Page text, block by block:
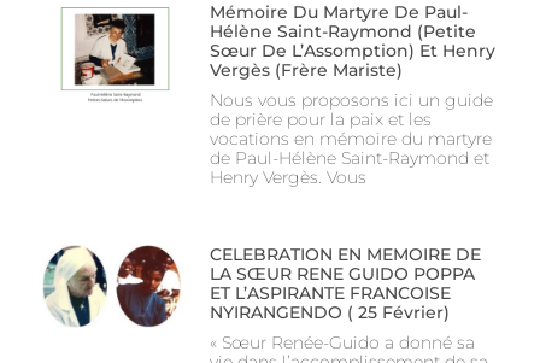
Mémoire Du Martyre De Paul-
Hélène Saint-Raymond (Petite
Sœur De L’Assomption) Et Henry
Vergès (Frère Mariste)
Nous vous proposons ici un guide
de prière pour la paix et les
vocations en mémoire du martyre
de Paul-Hélène Saint-Raymond et
Henry Vergès. Vous
CELEBRATION EN MEMOIRE DE
LA SŒUR RENE GUIDO POPPA
ET L’ASPIRANTE FRANCOISE
NYIRANGENDO ( 25 Février)
« Sœur Renée-Guido a donné sa